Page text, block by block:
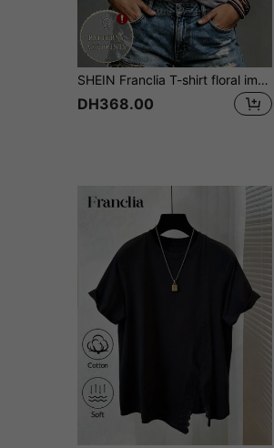
SHEIN Franclia T-shirt floral imprimé fin pour femme, motif floral 3D à manches courtes col rond, convient pour les vacances, les déplacements, les vacances d'été, la tenue de plage, le style élégant, le Top décontracté et le Top gris. Tenue décontractée à la mode pour les déplacements, tenue de bureau professionnelle, tenue décontractée polyvalente et élégante pour tous les jours, tenue professionnelle d'enseignant urbain
DH368.00